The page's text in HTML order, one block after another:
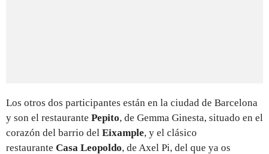
Los otros dos participantes están en la ciudad de Barcelona
y son el restaurante Pepito, de Gemma Ginesta, situado en el
corazón del barrio del Eixample, y el clásico
restaurante Casa Leopoldo, de Axel Pi, del que ya os